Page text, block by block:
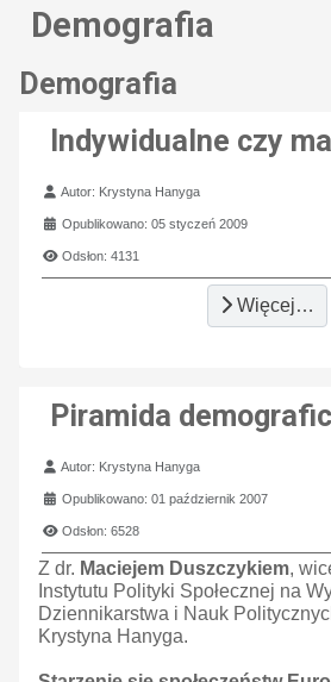
Demografia
Demografia
Indywidualne czy
Szczegóły
Autor: Krystyna Hanyga
Opublikowano: 05 styczeń 2009
Odsłon: 4131
Więcej…
Piramida
Szczegóły
Autor: Krystyna Hanyga
Opublikowano: 01 październik 2007
Odsłon: 6528
Z dr. Maciejem Duszczykiem,
Instytutu Polityki Społecznej na
Dziennikarstwa i Nauk
Krystyna Hanyga.